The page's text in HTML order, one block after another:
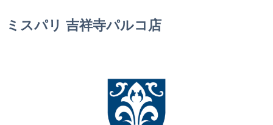
ミスパリ 吉祥寺パルコ店